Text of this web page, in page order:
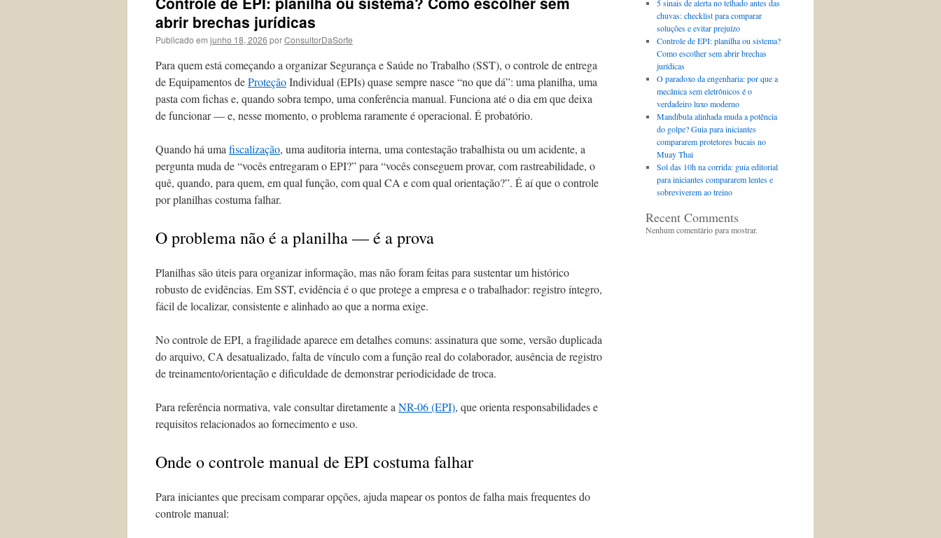
abrir brechas jurídicas
Publicado em junho 18, 2026 porConsultorDaSorte
Para quem está começando a organizar Segurança e Saúde no Trabalho (SST), o controle de entrega
de Equipamentos deProteçãoIndividual (EPIs) quase sempre nasce “no que dá”: uma planilha, uma
pasta com fichas e, quando sobra tempo, uma conferência manual. Funciona até o dia em que deixa
de funcionar — e, nesse momento, o problema raramente é operacional. É probatório.
Quando há uma fiscalização, uma auditoria interna, uma contestação trabalhista ou um acidente, a
pergunta muda de “vocês entregaram o EPI?” para “vocês conseguem provar, com rastreabilidade, o
quê, quando, para quem, em qual função, com qual CA e com qual orientação?”. É aí que o controle
por planilhas costuma falhar.
O problema não é a planilha — é a prova
Planilhas são úteis para organizar informação, mas não foram feitas para sustentar um histórico
robusto de evidências. Em SST, evidência é o que protege a empresa e o trabalhador: registro íntegro,
fácil de localizar, consistente e alinhado ao que a norma exige.
No controle de EPI, a fragilidade aparece em detalhes comuns: assinatura que some, versão duplicada
do arquivo, CA desatualizado, falta de vínculo com a função real do colaborador, ausência de registro
de treinamento/orientação e dificuldade de demonstrar periodicidade de troca.
Para referência normativa, vale consultar diretamente a NR-06 (EPI), que orienta responsabilidades e
requisitos relacionados ao fornecimento e uso.
Onde o controle manual de EPI costuma falhar
Para iniciantes que precisam comparar opções, ajuda mapear os pontos de falha mais frequentes do
controle manual:
5 sinais de alerta no telhado antes das
chuvas: checklist para comparar
soluções e evitar prejuízo
Controle de EPI: planilha ou sistema?
Como escolher sem abrir brechas
jurídicas
O paradoxo da engenharia: por que a
mecânica sem eletrônicos é o
verdadeiro luxo moderno
Mandíbula alinhada muda a potência
do golpe? Guia para iniciantes
compararem protetores bucais no
Muay Thai
Sol das 10h na corrida: guia editorial
para iniciantes compararem lentes e
sobreviverem ao treino
Recent Comments
Nenhum comentário para mostrar.